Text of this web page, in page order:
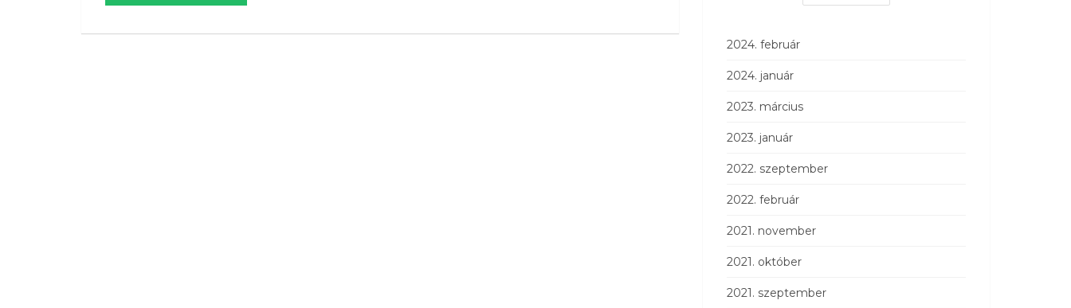
2024. február
2024. január
2023. március
2023. január
2022. szeptember
2022. február
2021. november
2021. október
2021. szeptember